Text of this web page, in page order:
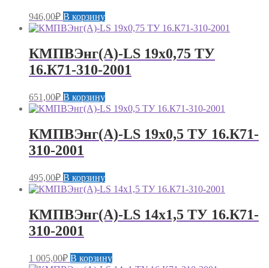
946,00₽ В корзину
КМПВЭнг(А)-LS 19х0,75 ТУ
16.К71-310-2001
651,00₽ В корзину
КМПВЭнг(А)-LS 19х0,5 ТУ 16.К71-
310-2001
495,00₽ В корзину
КМПВЭнг(А)-LS 14х1,5 ТУ 16.К71-
310-2001
1 005,00₽ В корзину